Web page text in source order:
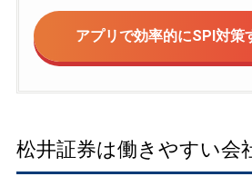
アプリで効率的にSPI対策
松井証券は働きやすい会